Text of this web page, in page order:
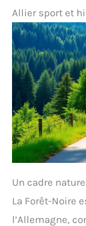
Allier sport et
Un cadre
La Forêt-Noire
l’Allemagne,